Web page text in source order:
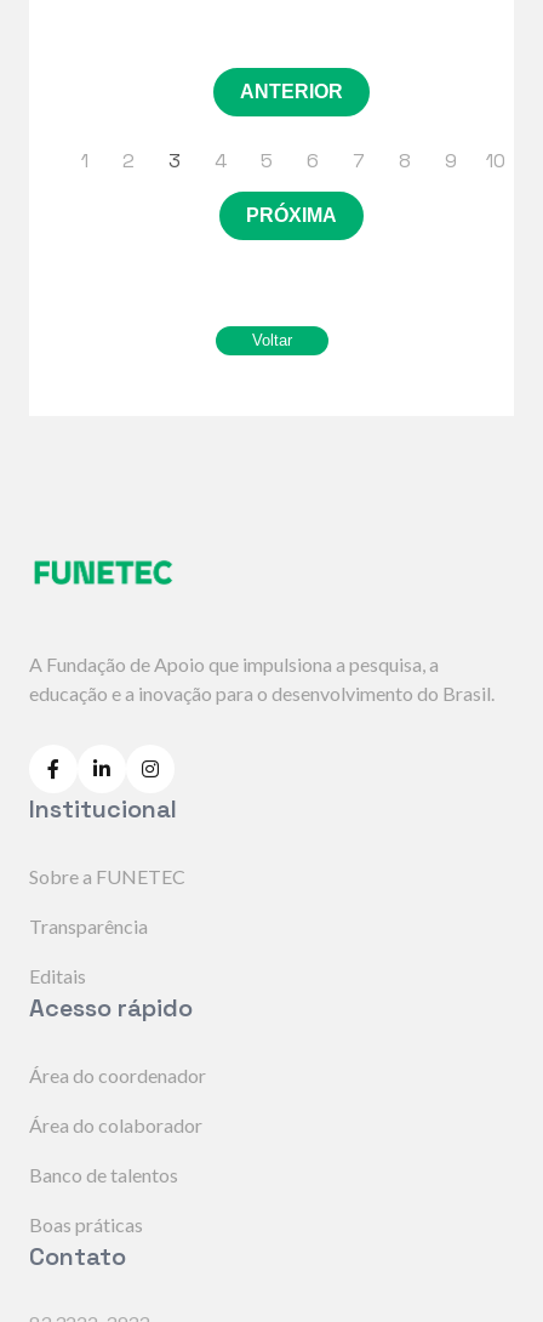
ANTERIOR
1 2 3 4 5 6 7 8 9 10
PRÓXIMA
A Fundação de Apoio que impulsiona a pesquisa, a
educação e a inovação para o desenvolvimento do Brasil.
Institucional
Sobre a FUNETEC
Transparência
Editais
Acesso rápido
Área do coordenador
Área do colaborador
Banco de talentos
Boas práticas
Contato